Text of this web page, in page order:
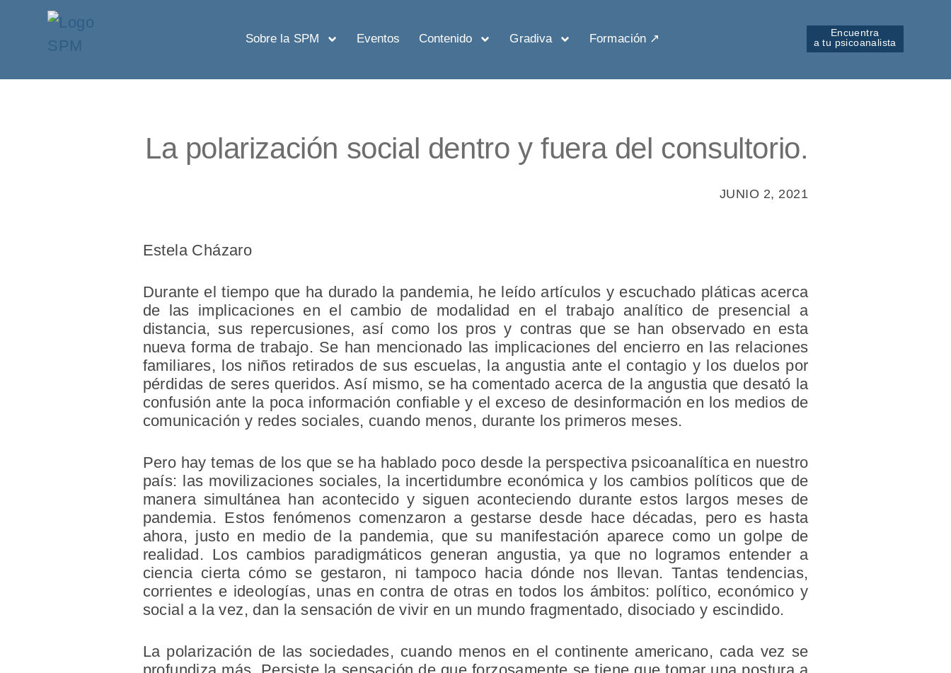
Sobre la SPM Eventos Contenido Gradiva Formación ↗︎
Encuentra
a tu psicoanalista
La polarización social dentro y fuera del consultorio.
JUNIO 2, 2021
Estela Cházaro
Durante el tiempo que ha durado la pandemia, he leído artículos y escuchado pláticas acerca
de las implicaciones en el cambio de modalidad en el trabajo analítico de presencial a
distancia, sus repercusiones, así como los pros y contras que se han observado en esta
nueva forma de trabajo. Se han mencionado las implicaciones del encierro en las relaciones
familiares, los niños retirados de sus escuelas, la angustia ante el contagio y los duelos por
pérdidas de seres queridos. Así mismo, se ha comentado acerca de la angustia que desató la
confusión ante la poca información confiable y el exceso de desinformación en los medios de
comunicación y redes sociales, cuando menos, durante los primeros meses.
Pero hay temas de los que se ha hablado poco desde la perspectiva psicoanalítica en nuestro
país: las movilizaciones sociales, la incertidumbre económica y los cambios políticos que de
manera simultánea han acontecido y siguen aconteciendo durante estos largos meses de
pandemia. Estos fenómenos comenzaron a gestarse desde hace décadas, pero es hasta
ahora, justo en medio de la pandemia, que su manifestación aparece como un golpe de
realidad. Los cambios paradigmáticos generan angustia, ya que no logramos entender a
ciencia cierta cómo se gestaron, ni tampoco hacia dónde nos llevan. Tantas tendencias,
corrientes e ideologías, unas en contra de otras en todos los ámbitos: político, económico y
social a la vez, dan la sensación de vivir en un mundo fragmentado, disociado y escindido.
La polarización de las sociedades, cuando menos en el continente americano, cada vez se